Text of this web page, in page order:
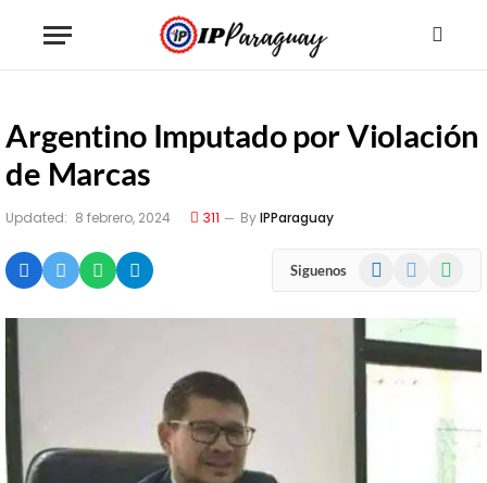
Argentino Imputado por Violación
de Marcas
Updated: 8 febrero, 2024 311 ByIPParaguay
Siguenos Facebook